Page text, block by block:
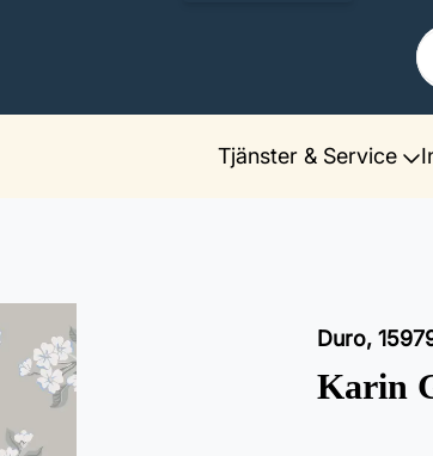
Tjänster & Service
Duro,
Karin